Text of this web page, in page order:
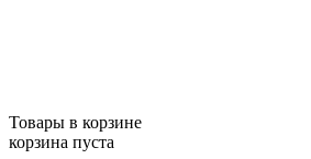
Товары в корзине
корзина пуста